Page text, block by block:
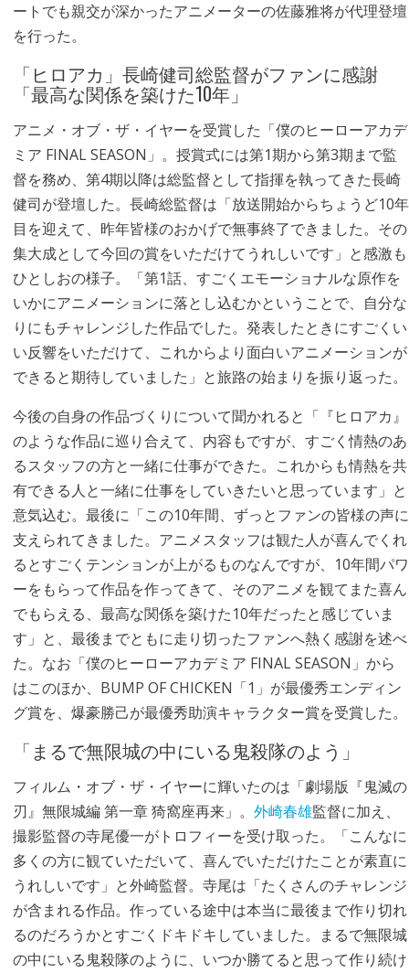
ートでも親交が深かったアニメーターの佐藤雅将が代理登壇
を行った。
「ヒロアカ」長崎健司総監督がファンに感謝
「最高な関係を築けた10年」
アニメ・オブ・ザ・イヤーを受賞した「僕のヒーローアカデ
ミア FINAL SEASON」。授賞式には第1期から第3期まで監
督を務め、第4期以降は総監督として指揮を執ってきた長崎
健司が登壇した。長崎総監督は「放送開始からちょうど10年
目を迎えて、昨年皆様のおかげで無事終了できました。その
集大成として今回の賞をいただけてうれしいです」と感激も
ひとしおの様子。「第1話、すごくエモーショナルな原作を
いかにアニメーションに落とし込むかということで、自分な
りにもチャレンジした作品でした。発表したときにすごくい
い反響をいただけて、これからより面白いアニメーションが
できると期待していました」と旅路の始まりを振り返った。
今後の自身の作品づくりについて聞かれると「『ヒロアカ』
のような作品に巡り合えて、内容もですが、すごく情熱のあ
るスタッフの方と一緒に仕事ができた。これからも情熱を共
有できる人と一緒に仕事をしていきたいと思っています」と
意気込む。最後に「この10年間、ずっとファンの皆様の声に
支えられてきました。アニメスタッフは観た人が喜んでくれ
るとすごくテンションが上がるものなんですが、10年間パワ
ーをもらって作品を作ってきて、そのアニメを観てまた喜ん
でもらえる、最高な関係を築けた10年だったと感じていま
す」と、最後までともに走り切ったファンへ熱く感謝を述べ
た。なお「僕のヒーローアカデミア FINAL SEASON」から
はこのほか、BUMP OF CHICKEN「1」が最優秀エンディン
グ賞を、爆豪勝己が最優秀助演キャラクター賞を受賞した。
「まるで無限城の中にいる鬼殺隊のよう」
フィルム・オブ・ザ・イヤーに輝いたのは「劇場版『鬼滅の
刃』無限城編 第一章 猗窩座再来」。 外崎春雄監督に加え、
撮影監督の寺尾優一がトロフィーを受け取った。「こんなに
多くの方に観ていただいて、喜んでいただけたことが素直に
うれしいです」と外崎監督。寺尾は「たくさんのチャレンジ
が含まれる作品。作っている途中は本当に最後まで作り切れ
るのだろうかとすごくドキドキしていました。まるで無限城
の中にいる鬼殺隊のように、いつか勝てると思って作り続け